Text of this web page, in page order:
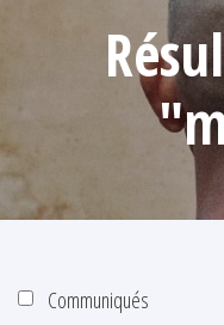
Communiqués